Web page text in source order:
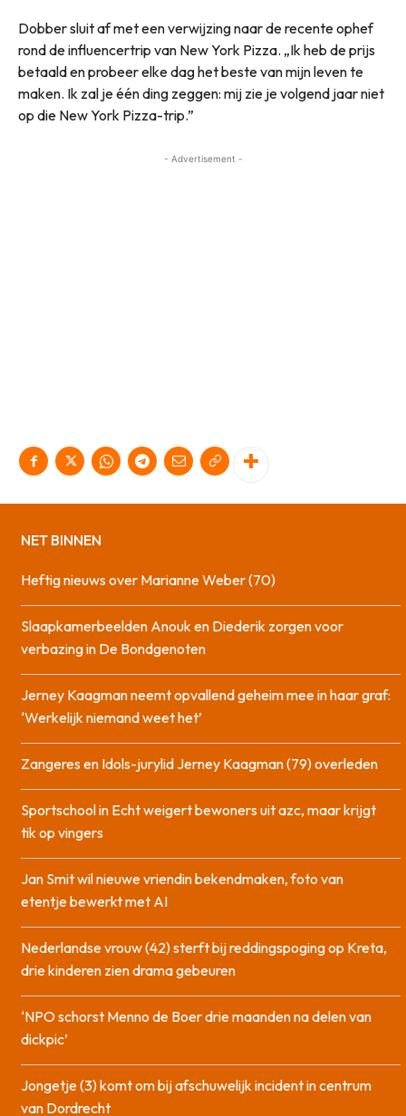
Dobber sluit af met een verwijzing naar de recente ophef
rond de influencertrip van New York Pizza. „Ik heb de prijs
betaald en probeer elke dag het beste van mijn leven te
maken. Ik zal je één ding zeggen: mij zie je volgend jaar niet
op die New York Pizza-trip.”
- Advertisement -
NET BINNEN
Heftig nieuws over Marianne Weber (70)
Slaapkamerbeelden Anouk en Diederik zorgen voor
verbazing in De Bondgenoten
Jerney Kaagman neemt opvallend geheim mee in haar graf:
‘Werkelijk niemand weet het’
Zangeres en Idols-jurylid Jerney Kaagman (79) overleden
Sportschool in Echt weigert bewoners uit azc, maar krijgt
tik op vingers
Jan Smit wil nieuwe vriendin bekendmaken, foto van
etentje bewerkt met AI
Nederlandse vrouw (42) sterft bij reddingspoging op Kreta,
drie kinderen zien drama gebeuren
‘NPO schorst Menno de Boer drie maanden na delen van
dickpic’
Jongetje (3) komt om bij afschuwelijk incident in centrum
van Dordrecht